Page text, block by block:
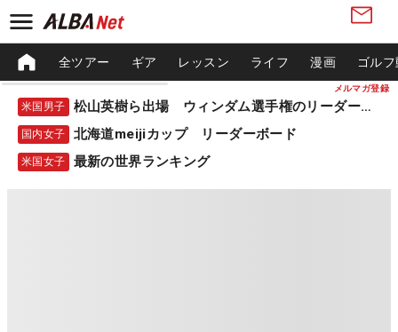
メルマガ登録
全ツアー ギア レッスン ライフ 漫画 ゴル
米国男子 松山英樹ら出場 ウィンダム選手権のリーダーボード
国内女子 北海道meijiカップ リーダーボード
米国女子 最新の世界ランキング